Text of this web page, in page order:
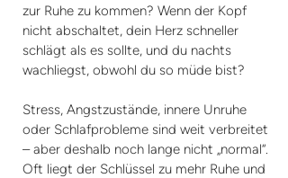
zur Ruhe zu kommen? Wenn der Kopf
nicht abschaltet, dein Herz schneller
schlägt als es sollte, und du nachts
wachliegst, obwohl du so müde bist?
Stress, Angstzustände, innere Unruhe
oder Schlafprobleme sind weit verbreitet
– aber deshalb noch lange nicht „normal“.
Oft liegt der Schlüssel zu mehr Ruhe und